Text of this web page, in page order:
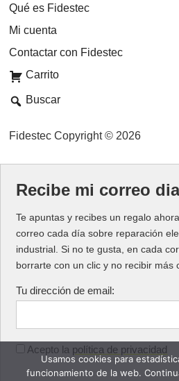
Qué es Fidestec
Mi cuenta
Contactar con Fidestec
Carrito
Buscar
Fidestec Copyright © 2026
Recibe mi correo
Te apuntas y recibes un regalo
correo cada día sobre reparación
industrial. Si no te gusta, en cada
borrarte con un clic y no recibir más
Tu dirección de email:
Acepto la política de privacidad
Usamos cookies para
funcionamiento de la web.